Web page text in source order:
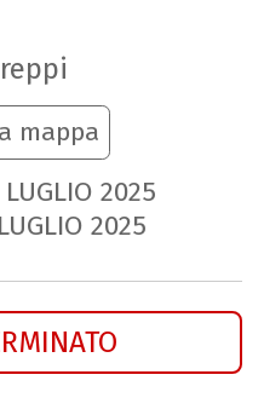
mappa
LUGLIO 2025
LUGLIO 2025